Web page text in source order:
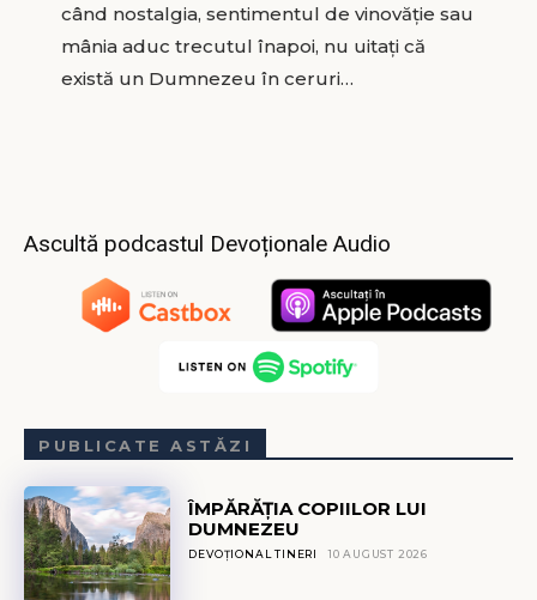
când nostalgia, sentimentul de vinovăţie sau
mânia aduc trecutul înapoi, nu uitaţi că
există un Dumnezeu în ceruri…
Ascultă podcastul Devoționale Audio
PUBLICATE ASTĂZI
ÎMPĂRĂȚIA COPIILOR LUI
DUMNEZEU
DEVOȚIONAL TINERI 10 AUGUST 2026